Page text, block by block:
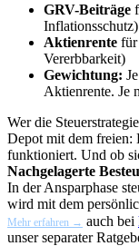
GRV-Beiträge
Inflationsschutz)
Aktienrente für
Vererbbarkeit)
Gewichtung:
Aktienrente. Je
Wer die
Depot mit dem freien:
funktioniert. Und ob
Nachgelagerte
In der Ansparphase
wird mit dem
Mehr erfahren → auch bei
unser separater